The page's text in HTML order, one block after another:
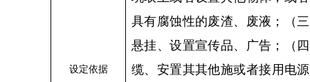
设定依据
具有腐蚀性的废渣、废液；（
悬挂、设置宣传品、广告；（
缆、安置其其他施或者接用电